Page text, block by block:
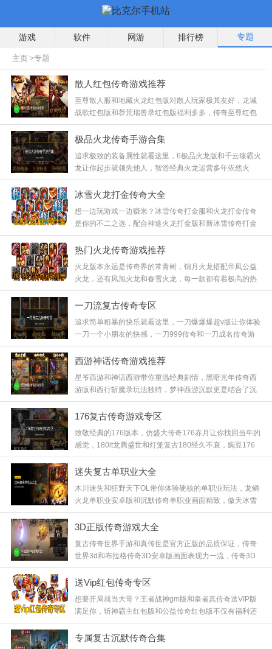
游戏 软件 网游 排行榜 专题
主页>专题
散人红包传奇游戏推荐
至尊散人服和地藏火龙红包版对散人玩家极其友好，龙城
战歌红包版和莽荒瑞兽录红包版福利多多，传奇至尊红包
版更是长期稳定，这些版本不逼氪，只要你有时间，就能
通过打怪爆出的装备换取实实在在的收益，真正做到了玩
极品火龙传奇手游合集
追求极致的装备属性就看这里，6极品火龙版和千云臻霸火
龙让你起步就领先他人，智游经典火龙运营多年依然火
爆，鸿耀冰雪画质清新，十米火龙更是挑战极限的存在，
这些版本不仅装备好看，属性更是炸裂，快来打造你的专
冰雪火龙打金传奇大全
想一边玩游戏一边赚米？冰雪传奇打金服和火龙打金传奇
是你的不二之选，配合神途火龙打金版和新冰雪传奇打金
版，还有去玩冰雪，这些版本经济系统稳定，装备保值率
高，只要你有耐心，搬砖致富不是梦，赶紧行动起来吧！
热门火龙传奇游戏推荐
火龙版本永远是传奇界的常青树，锦月火龙搭配帝凤公益
火龙，还有风旭火龙和春雪火龙，每一款都有着极高的热
度，苍月天命火龙更是经典中的经典，满屏的红名BOSS
等你来挑战，那种爆装瞬间的快感简直让人欲罢不能，快
一刀流复古传奇专区
追求简单粗暴的快乐就看这里，一刀爆爆爆超v版让你体验
一刀一个小朋友的快感，一刀999传奇和一刀成名传奇游
戏无需繁琐操作，一刀烈焰英雄之路更是爽到飞起，配合
初心神途的稳重，无论你是散人还是老板都能找到属于自
西游神话传奇游戏推荐
星爷西游和神话西游带你重温经典剧情，黑暗光年传奇西
游版和西行斩魔录玩法独特，梦神西游沉默更是结合了沉
默与西游元素，在这里你可以拜师学艺，也可以大闹天
宫，体验一把成为齐天大圣的快感，喜欢西游题材的玩家
176复古传奇游戏专区
致敬经典的176版本，仿盛大传奇176赤月让你找回当年的
感觉，180lt龙腾盛世和灯笼复古180经久不衰，豌豆176
小极品和黜龙176小极品在还原的基础上略有创新，这里
没有花哨的转生，只有最纯粹的升级打宝，老玩家速来怀
迷失复古单职业大全
木川迷失和狂野天下OL带你体验硬核的单职业玩法，龙鳞
火龙单职业安卓版和沉默传奇单职业画面精致，傲天冰雪
单职业更是冬季限定好礼，这种融合了迷失元素的单职业
版本，前期虽然难熬，但后期神装加身的成就感是无可替
3D正版传奇游戏大全
复古传奇世界手游和真传世是官方正版的品质保证，传奇
世界3d和布拉格传奇3D安卓版画面表现力一流，传奇3D
版更是开创了全新的视角，这些版本在保留经典玩法的基
础上提升了视觉效果，给你带来身临其境的魔幻体验，快
送Vip红包传奇专区
想要开局就当大哥？王者战神gm版和皇者真传奇送VIP版
满足你，斩神霸主红包版和公益传奇红包版不仅有福利还
有红包惊喜，蓝月传奇红包版更是经典回归，这些版本主
打一个慷慨，上线就送大量资源，让你零氪也能玩得风生
专属复古沉默传奇合集